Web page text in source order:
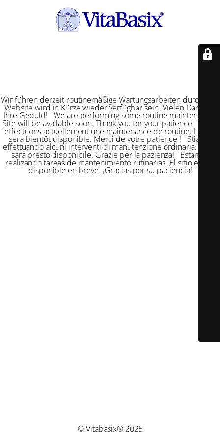
Wir führen derzeit routinemäßige Wartungsarbeiten durch. Die
Website wird in Kürze wieder verfügbar sein. Vielen Dank für
Ihre Geduld! We are performing some routine maintenance.
Site will be available soon. Thank you for your patience! Nous
effectuons actuellement une maintenance de routine. Le site
sera bientôt disponible. Merci de votre patience ! Stiamo
effettuando alcuni interventi di manutenzione ordinaria. Il sito
sarà presto disponibile. Grazie per la pazienza! Estamos
realizando tareas de mantenimiento rutinarias. El sitio estará
disponible en breve. ¡Gracias por su paciencia!
© Vitabasix® 2025